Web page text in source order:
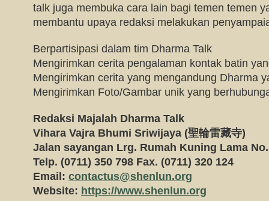
talk juga membuka cara lain bagi temen temen
membantu upaya redaksi melakukan
Berpartisipasi dalam tim Dharma Talk
Mengirimkan cerita pengalaman kontak batin
Mengirimkan cerita yang mengandung Dharma
Mengirimkan Foto/Gambar unik yang
Redaksi Majalah Dharma Talk
Vihara Vajra Bhumi Sriwijaya (聖輪雷藏寺)
Jalan sayangan Lrg. Rumah Kuning Lama
Telp. (0711) 350 798 Fax. (0711) 320 124
Email: contactus@shenlun.org
Website: https://www.shenlun.org